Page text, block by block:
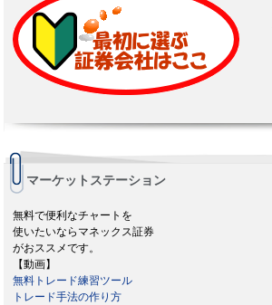
マーケットステーション
無料で便利なチャートを
使いたいならマネックス証券
がおススメです。
【動画】
無料トレード練習ツール
トレード手法の作り方